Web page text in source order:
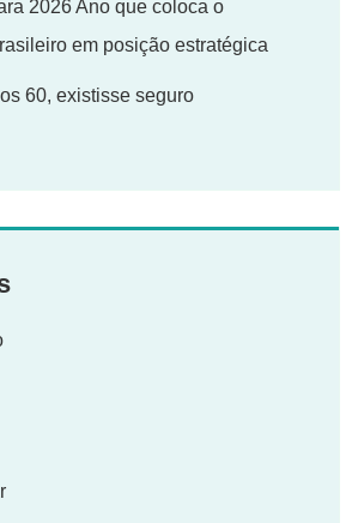
2026 Ano que coloca o
em posição estratégica
60, existisse seguro